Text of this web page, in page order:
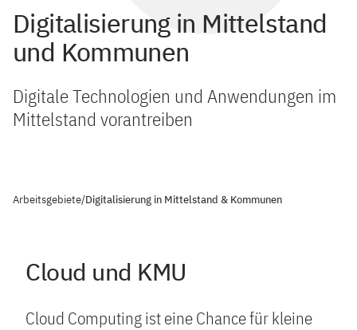
Digitalisierung in Mittelstand
und Kommunen
Digitale Technologien und Anwendungen im
Mittelstand vorantreiben
Arbeitsgebiete/Digitalisierung in Mittelstand & Kommunen
Cloud und KMU
Cloud Computing ist eine Chance für kleine